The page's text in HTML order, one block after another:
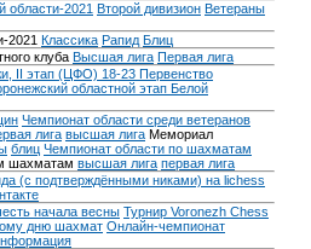
области-2021 Второй дивизион Ветераны
2021 Классика Рапид Блиц
клуба Высшая лига Первая лига
II этап (ЦФО) 18-23 Первенство
областной этап Белой
Чемпионат области среди ветеранов
лига высшая лига Мемориал
блиц Чемпионат области по шахматам
шахматам высшая лига первая лига
(с подтверждёнными никами) на lichess
начала весны Турнир Voronezh Chess
дню шахмат Онлайн-чемпионат